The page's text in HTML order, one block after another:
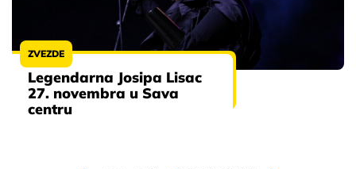
ZVEZDE
Legendarna Josipa Lisac
27. novembra u Sava
centru